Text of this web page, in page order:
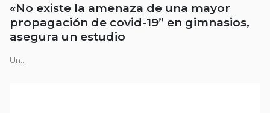
«No existe la amenaza de una mayor
propagación de covid-19” en gimnasios,
asegura un estudio
Un...